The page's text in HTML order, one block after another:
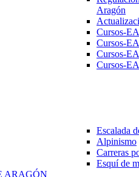
Aragón
Cursos-
Cursos-
Cursos-
Cursos-
Escalada
Alpinismo
Carreras
Esquí de
ARAGÓN